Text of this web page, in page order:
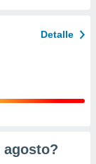
Detalle
agosto?